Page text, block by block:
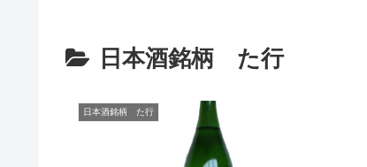
日本酒銘柄 た行
日本酒銘柄 た行